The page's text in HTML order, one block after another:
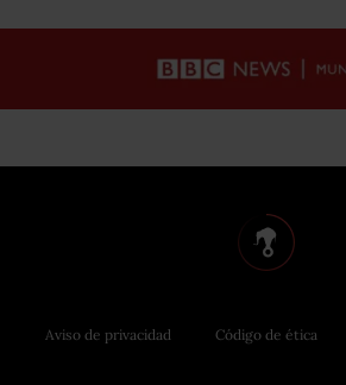
Aviso de privacidad Código de ética